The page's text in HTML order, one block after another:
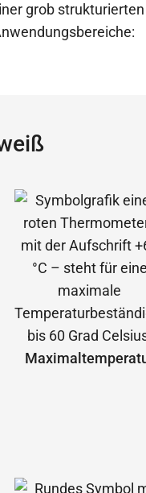
grob